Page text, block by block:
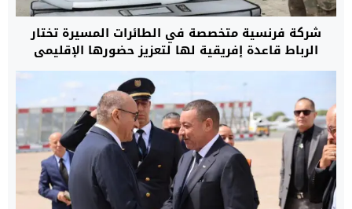
شركة فرنسية متخصصة في الطائرات المسيرة تختار
الرباط قاعدة إفريقية لها لتعزيز حضورها الإقليمي